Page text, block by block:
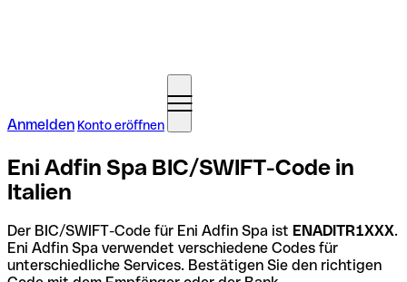
Anmelden Konto eröffnen
Eni Adfin Spa BIC/SWIFT-Code in
Italien
Der BIC/SWIFT-Code für Eni Adfin Spa ist ENADITR1XXX.
Eni Adfin Spa verwendet verschiedene Codes für
unterschiedliche Services. Bestätigen Sie den richtigen